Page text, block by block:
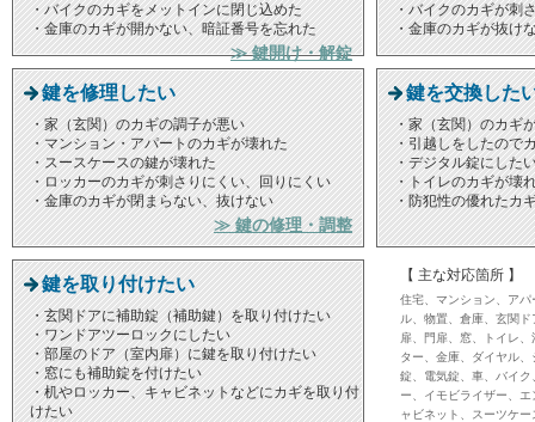
・バイクのカギをメットインに閉じ込めた
・金庫のカギが開かない、暗証番号を忘れた
≫ 鍵開け・解錠
・バイクのカギが刺
・金庫のカギが抜け
鍵を修理したい
・家（玄関）のカギの調子が悪い
・マンション・アパートのカギが壊れた
・スースケースの鍵が壊れた
・ロッカーのカギが刺さりにくい、回りにくい
・金庫のカギが閉まらない、抜けない
≫ 鍵の修理・調整
鍵を交換した
・家（玄関）のカギ
・引越しをしたので
・デジタル錠にした
・トイレのカギが壊
・防犯性の優れたカ
鍵を取り付けたい
・玄関ドアに補助錠（補助鍵）を取り付けたい
・ワンドアツーロックにしたい
・部屋のドア（室内扉）に鍵を取り付けたい
・窓にも補助錠を付けたい
・机やロッカー、キャビネットなどにカギを取り付
けたい
【 主な対応箇所 】
住宅、マンション、ア
ル、物置、倉庫、玄関
扉、門扉、窓、トイレ
ター、金庫、ダイヤル
錠、電気錠、車、バイ
ー、イモビライザー、
ャビネット、スーツケ